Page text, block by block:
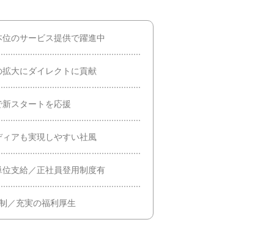
のサービス提供で躍進中
大にダイレクトに貢献
スタートを応援
アも実現しやすい社風
支給／正社員登用制度有
／充実の福利厚生